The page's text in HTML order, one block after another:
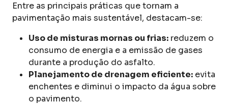
Entre as principais práticas que tornam a
pavimentação mais sustentável, destacam-se:
Uso de misturas mornas ou frias: reduzem o
consumo de energia e a emissão de gases
durante a produção do asfalto.
Planejamento de drenagem eficiente: evita
enchentes e diminui o impacto da água sobre
o pavimento.